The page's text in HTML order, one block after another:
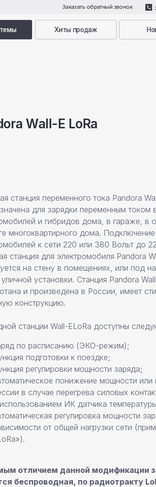
Заказать обратный звонок +7 (911) 22 00 506
Новинки
Хиты продаж
Wall-E LoRa
станция переменного тока Pandora
для зарядки переменным током
и гибридов дома, в гараже, в
многоквартирного дома.
к сети 220 или 380 Вольт до
станция для электромобиля Pandora
на стену в помещениях, или под
установки. Станция Pandora
и произведена в России, имеет
конструкцию.
станции Wall-ELoRa доступны
по расписанию (ЭКО-режим);
подготовки к поездке;
регулировки мощности заряда;
понижение мощности или
в случае перегрева силовых
ИК датчика
регулировка мощности
от общей нагрузки сети
отличием данной модификации
беспроводная, по радиотракту